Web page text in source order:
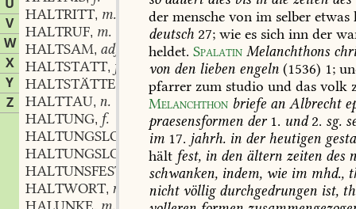
U
V
W
X
Y
Z
HALTRITT, m.
HALTRUF, m.
HALTSAM, adj.
HALTSTATT, f.
HALTSTÄTTE
HALTTAU, n.
HALTUNG, f.
HALTUNGSLOS
adj.
HALTUNGSLOSIGKEIT ,f.
HALTUNSFEST
HALTWORT, n.
,
der mensche von im selber etwas
deutsch 27; wie es sich inn der
heldet. Spalatin Melanchthons
von den lieben engeln (1536) 1;
pfarrer zum studio und das volk
Melanchthon briefe an Albrecht
praesensformen der1. und2. sg.
im 17. jahrh. in derheutigen
hält fest, in den ältern zeiten des
schwanken, indem, wie im mhd.,
nichtvölligdurchgedrungen ist,